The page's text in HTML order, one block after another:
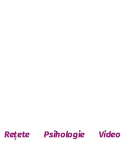
Rețete Psihologie Video